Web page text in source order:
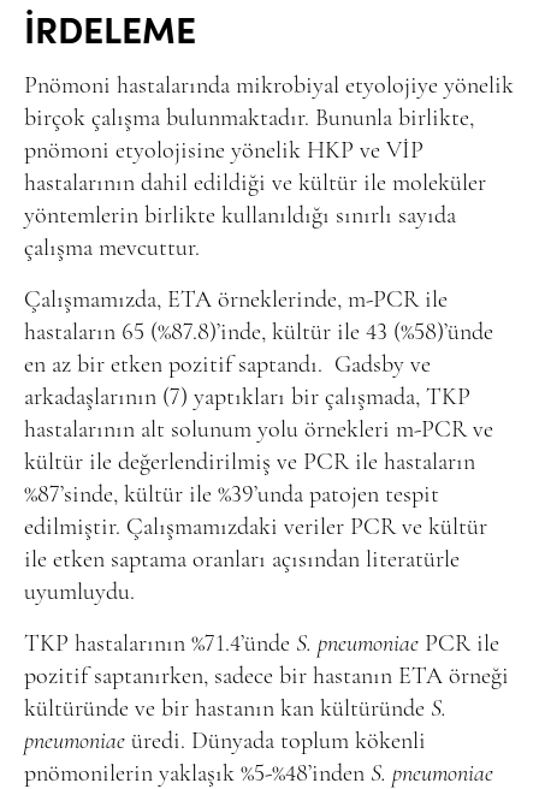
İRDELEME
Pnömoni hastalarında mikrobiyal etyolojiye yönelik
birçok çalışma bulunmaktadır. Bununla birlikte,
pnömoni etyolojisine yönelik HKP ve VİP
hastalarının dahil edildiği ve kültür ile moleküler
yöntemlerin birlikte kullanıldığı sınırlı sayıda
çalışma mevcuttur.
Çalışmamızda, ETA örneklerinde, m-PCR ile
hastaların 65 (%87.8)’inde, kültür ile 43 (%58)’ünde
en az bir etken pozitif saptandı. Gadsby ve
arkadaşlarının (7) yaptıkları bir çalışmada, TKP
hastalarının alt solunum yolu örnekleri m-PCR ve
kültür ile değerlendirilmiş ve PCR ile hastaların
%87’sinde, kültür ile %39’unda patojen tespit
edilmiştir. Çalışmamızdaki veriler PCR ve kültür
ile etken saptama oranları açısından literatürle
uyumluydu.
TKP hastalarının %71.4’ünde S. pneumoniae PCR ile
pozitif saptanırken, sadece bir hastanın ETA örneği
kültüründe ve bir hastanın kan kültüründe S.
pneumoniae üredi. Dünyada toplum kökenli
pnömonilerin yaklaşık %5-%48’inden S. pneumoniae